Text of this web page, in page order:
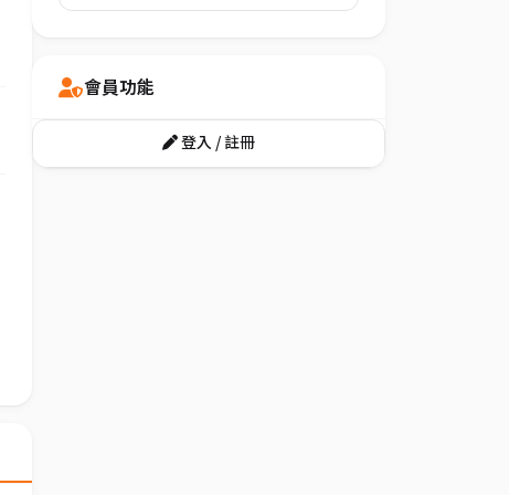
會員功能
登入 / 註冊